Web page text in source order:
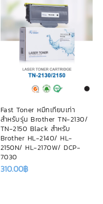
Fast Toner หมึกเทียบเท่า
สำหรับรุ่น Brother TN-2130/
TN-2150 Black สำหรับ
Brother HL-2140/ HL-
2150N/ HL-2170W/ DCP-
7030
310.00฿